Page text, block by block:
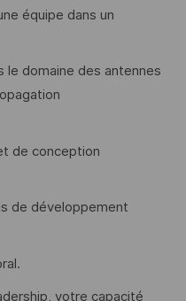
équipe dans un
le domaine des antennes
de conception
de développement
votre capacité